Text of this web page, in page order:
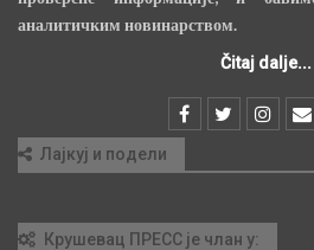
аналитичким новинарством.
Čitaj dalje...
Лајкуј и подели
Крушевац ПРЕСС је члан у: